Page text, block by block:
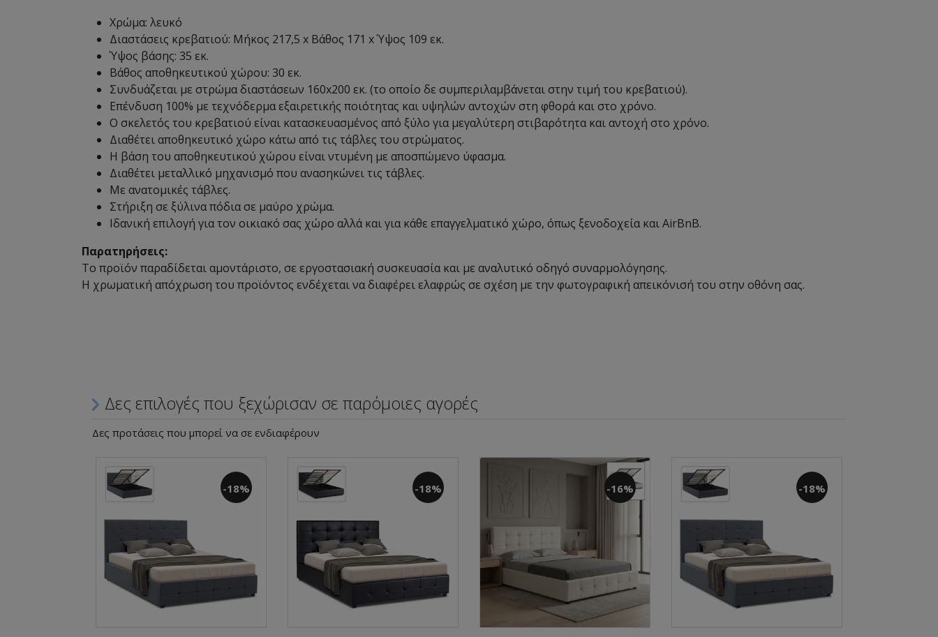
Χρώμα: λευκό
Διαστάσεις κρεβατιού: Μήκος 217,5 x Βάθος 171 x Ύψος 109 εκ.
Ύψος βάσης: 35 εκ.
Βάθος αποθηκευτικού χώρου: 30 εκ.
Συνδυάζεται με στρώμα διαστάσεων 160x200 εκ. (το οποίο δε συμπεριλαμβάνεται στην τιμή του κρεβατιού).
Επένδυση 100% με τεχνόδερμα εξαιρετικής ποιότητας και υψηλών αντοχών στη φθορά και στο χρόνο.
Ο σκελετός του κρεβατιού είναι κατασκευασμένος από ξύλο για μεγαλύτερη στιβαρότητα και αντοχή στο χρόνο.
Διαθέτει αποθηκευτικό χώρο κάτω από τις τάβλες του στρώματος.
Η βάση του αποθηκευτικού χώρου είναι ντυμένη με αποσπώμενο ύφασμα.
Διαθέτει μεταλλικό μηχανισμό που ανασηκώνει τις τάβλες.
Με ανατομικές τάβλες.
Στήριξη σε ξύλινα πόδια σε μαύρο χρώμα.
Ιδανική επιλογή για τον οικιακό σας χώρο αλλά και για κάθε επαγγελματικό χώρο, όπως ξενοδοχεία και AirBnB.
Παρατηρήσεις:
Το προϊόν παραδίδεται αμοντάριστο, σε εργοστασιακή συσκευασία και με αναλυτικό οδηγό συναρμολόγησης.
Η χρωματική απόχρωση του προϊόντος ενδέχεται να διαφέρει ελαφρώς σε σχέση με την φωτογραφική απεικόνισή του στην οθόνη σας.
Δες επιλογές που ξεχώρισαν σε παρόμοιες αγορές
Δες προτάσεις που μπορεί να σε ενδιαφέρουν
-18% -18% -16% -18%